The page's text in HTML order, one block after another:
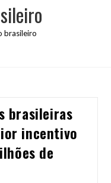
brasileiro
brasileiras
incentivo
de